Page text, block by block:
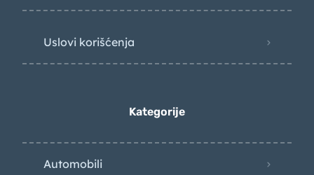
Uslovi korišćenja
Kategorije
Automobili